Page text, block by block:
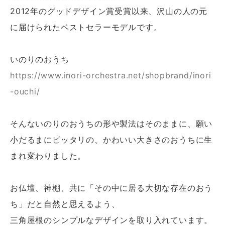
2012年のグッドデザイン賞受賞以来、沢山の人の元
に届けられたベストセラーモデルです。
いのりのおうち
https://www.inori-orchestra.net/shopbrand/inori
-ouchi/
そんないのりのおうちの形や製法はそのままに、願い
小だるまにピッタリの、かわいい大きさのおうちに生
まれ変わりました。
お仏壇、神棚、共に「その中に居る大切な存在のおう
ち」だと自然と思えるよう、
三角屋根のシンプルなデザインを取り入れています。